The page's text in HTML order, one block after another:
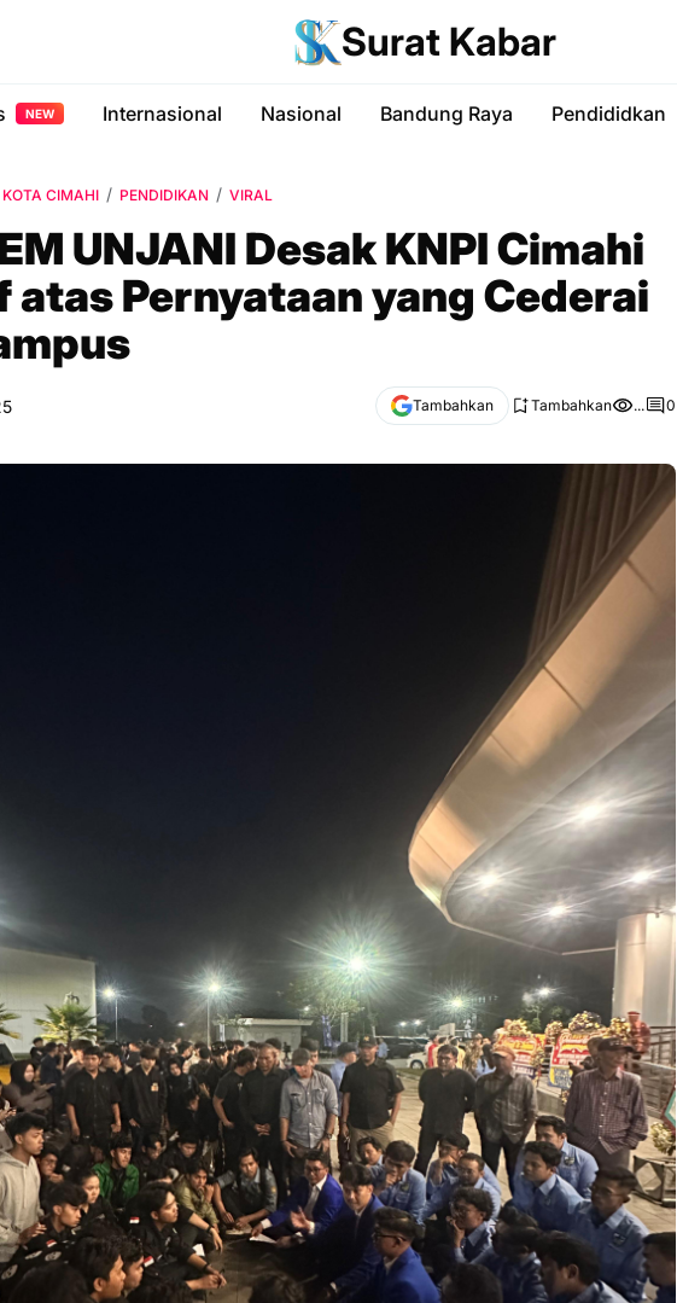
Surat Kabar
NEW Internasional Nasional Bandung Raya Pendididkan
KOTA CIMAHI PENDIDIKAN VIRAL
UNJANI Desak KNPI Cimahi
atas Pernyataan yang Cederai
Tambahkan Tambahkan ... 0